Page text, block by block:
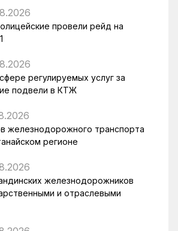
провели рейд на
регулируемых услуг за
подвели в КТЖ
железнодорожного транспорта
регионе
железнодорожников
и отраслевыми